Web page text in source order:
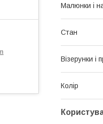
Малюнки і
Стан
Візерунки і
Колір